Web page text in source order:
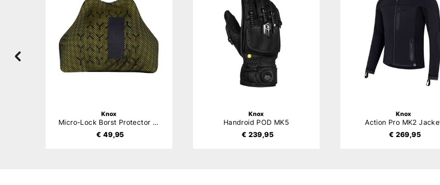
Knox
Micro-Lock Borst Protector Heren
€ 49,95
Knox
Handroid POD MK5
€ 239,95
Knox
Action Pro MK2
€ 269,95